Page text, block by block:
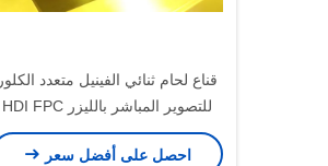
قناع لحام ثنائي الفينيل متعدد الكلور
للتصوير المباشر بالليزر HDI FPC
50um
احصل على أفضل سعر